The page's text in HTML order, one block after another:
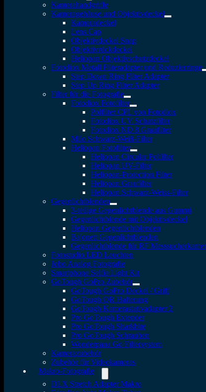
Kamerahandgriffe
Kameragehäuse und Objektivdeckel
Kameradeckel
Lens Cap
Objektivdeckel Snap
Objektivrückdeckel
Heliopan Objektivschutzdeckel
Fotodiox Metall Filteradapter und Reduzierringe
Step Down Ring Filter Adapter
Step Up Ring Filter Adapter
Filter für die Fotografie
Fotodiox Fotofilter
Polfilter CPL von Fotodiox
Fotodiox UV Schutzfilter
Fotodiox ND 8 Graufilter
Milo Schwarz-Weiß-Filter
Heliopan Fotofilter
Heliopan Circular Polfilter
Heliopan UV-Filter
Heliopan-Protection Filter
Heliopan Graufilter
Heliopan Schwarz-Weiss-Filter
Gegenlichtblenden
3-teilige Gegenlichtblende aus Gummi
Gegenlichtblende mit Objektivdeckel
Heliopan Gegenlichtblenden
Bajonett Gegenlichtblenden
Gegenlichtblende für RF
Fotostudio LED Leuchten
Jobo Analog Fotografie
Smartphone Selfie Light Kit
GoTough GoPro Zubehör
GoTough GoPro Deckel / Griff
GoTough QR Halterung
GoTough Kamerastativadapter 2
Pro GoTough Extender
Pro GoTough Sharkbite
Pro GoTough Schrauben
Wonderpana Go Filtersystem
Kamerazubehör
Zubehör für Videokameras
Makro-Fotografie
DLX Stretch Adapter Makro